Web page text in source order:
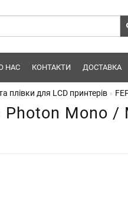
НАС КОНТАКТИ ДОСТАВКА
плівки для LCD принтерів
Photon Mono